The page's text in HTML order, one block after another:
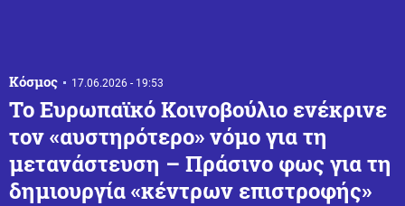
Κόσμος 17.06.2026 - 19:53
Το Ευρωπαϊκό Κοινοβούλιο ενέκρινε
τον «αυστηρότερο» νόμο για τη
μετανάστευση – Πράσινο φως για τη
δημιουργία «κέντρων επιστροφής»